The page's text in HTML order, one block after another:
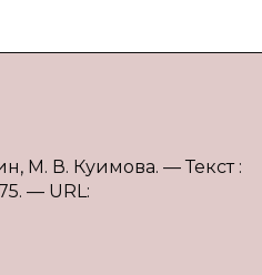
М. В. Куимова. — Текст :
— URL: